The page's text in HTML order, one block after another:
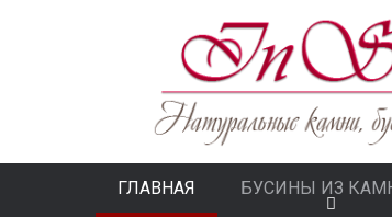
ГЛАВНАЯ БУСИНЫ ИЗ